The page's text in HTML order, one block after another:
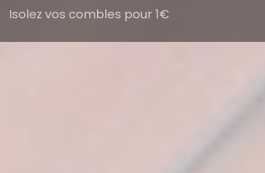
Isolez vos combles pour 1€